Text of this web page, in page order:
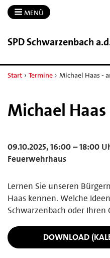
MENÜ
SPD Schwarzenbach
Start › Termine › Michael Haas -
Michael Haas
09.10.2025, 16:00 – 18:00
Feuerwehrhaus
Lernen Sie unseren
Haas kennen. Welche
Schwarzenbach oder Ihren
DOWNLOAD